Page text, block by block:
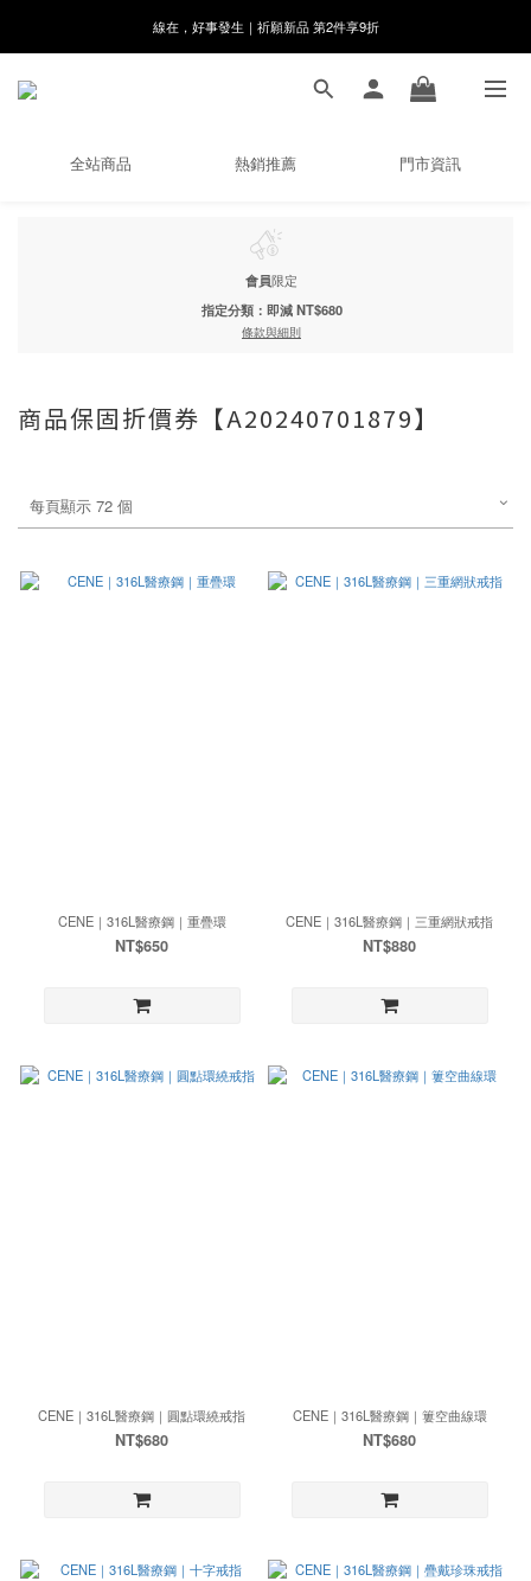
8月月初限定｜指定分類滿件88折！
8月月初限定｜指定分類滿件88折！
全站商品 熱銷推薦 門市資訊
會員限定
指定分類：即減 NT$680
條款與細則
商品保固折價券【A20240701879】
每頁顯示 72 個
CENE｜316L醫療鋼｜重疊環
NT$650
CENE｜316L醫療鋼｜三重網狀戒指
NT$880
CENE｜316L醫療鋼｜圓點環繞戒指
NT$680
CENE｜316L醫療鋼｜簍空曲線環
NT$680